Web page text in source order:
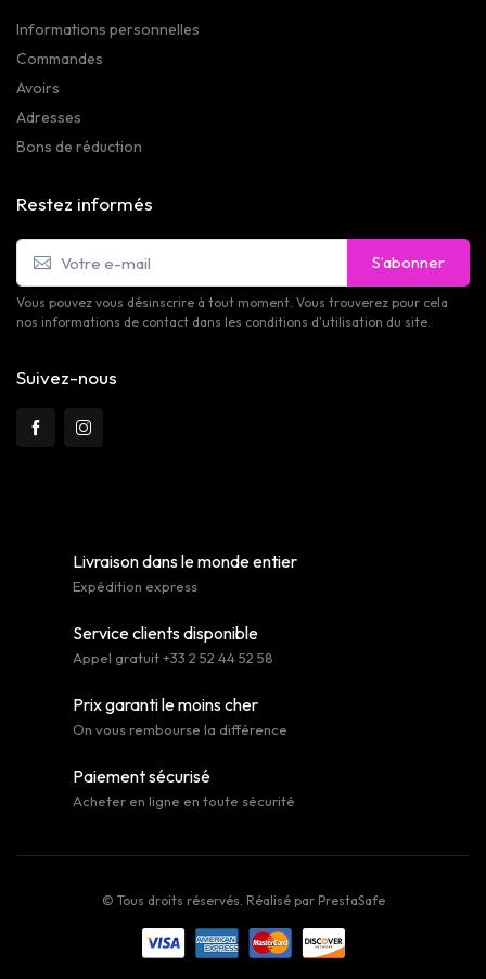
Informations personnelles
Commandes
Avoirs
Adresses
Bons de réduction
Restez informés
S’abonner
Vous pouvez vous désinscrire à tout moment. Vous trouverez pour cela
nos informations de contact dans les conditions d'utilisation du site.
Suivez-nous
Livraison dans le monde entier
Expédition express
Service clients disponible
Appel gratuit +33 2 52 44 52 58
Prix garanti le moins cher
On vous rembourse la différence
Paiement sécurisé
Acheter en ligne en toute sécurité
© Tous droits réservés. Réalisé par PrestaSafe